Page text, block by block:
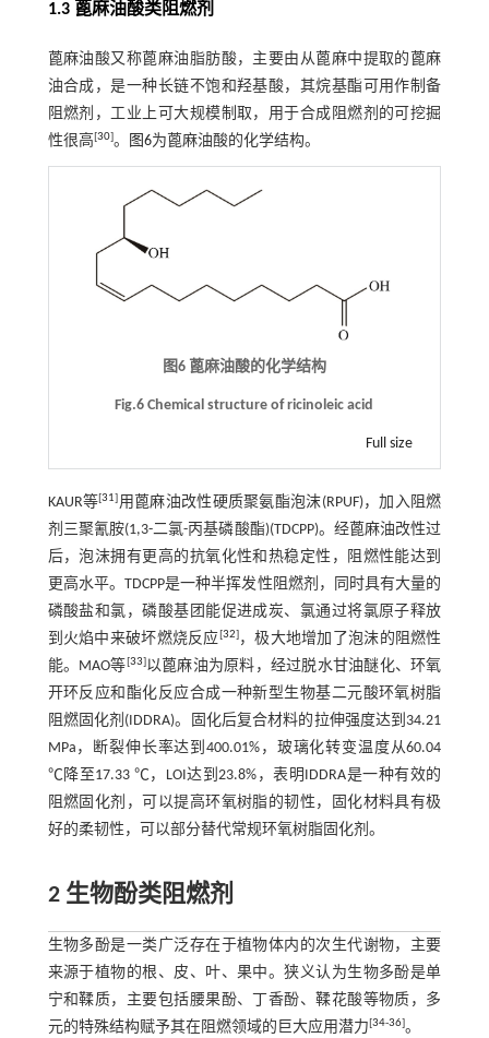
1.3 蓖麻油酸类阻燃剂
蓖麻油酸又称蓖麻油脂肪酸，主要由从蓖麻中提取的蓖麻
油合成，是一种长链不饱和羟基酸，其烷基酯可用作制备
阻燃剂，工业上可大规模制取，用于合成阻燃剂的可挖掘
性很高[30]。 图6为蓖麻油酸的化学结构。
图6 蓖麻油酸的化学结构
Fig.6 Chemical structure of ricinoleic acid
Full size
KAUR等[31] 用蓖麻油改性硬质聚氨酯泡沫(RPUF)，加入阻燃
剂三聚氰胺(1,3-二氯-丙基磷酸酯)(TDCPP)。经蓖麻油改性过
后，泡沫拥有更高的抗氧化性和热稳定性，阻燃性能达到
更高水平。TDCPP是一种半挥发性阻燃剂，同时具有大量的
磷酸盐和氯，磷酸基团能促进成炭、氯通过将氯原子释放
到火焰中来破坏燃烧反应[32]，极大地增加了泡沫的阻燃性
能。MAO等[33]以蓖麻油为原料，经过脱水甘油醚化、环氧
开环反应和酯化反应合成一种新型生物基二元酸环氧树脂
阻燃固化剂(IDDRA)。固化后复合材料的拉伸强度达到34.21
MPa，断裂伸长率达到400.01%，玻璃化转变温度从60.04
℃降至17.33 ℃，LOI达到23.8%，表明IDDRA是一种有效的
阻燃固化剂，可以提高环氧树脂的韧性，固化材料具有极
好的柔韧性，可以部分替代常规环氧树脂固化剂。
2 生物酚类阻燃剂
生物多酚是一类广泛存在于植物体内的次生代谢物，主要
来源于植物的根、皮、叶、果中。狭义认为生物多酚是单
宁和鞣质，主要包括腰果酚、丁香酚、鞣花酸等物质，多
元的特殊结构赋予其在阻燃领域的巨大应用潜力[34-36]。